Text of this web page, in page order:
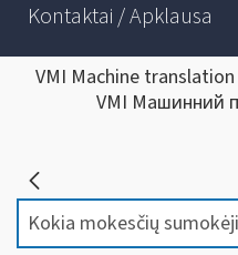
Kontaktai / Apklausa
VMI Machine
VMI Машинний